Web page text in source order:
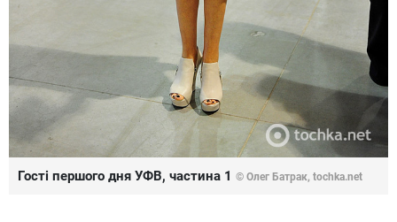
Гості першого дня УФВ, частина 1 © Олег Батрак, tochka.net